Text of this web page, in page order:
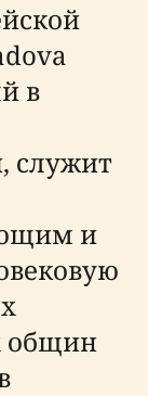
в
служит
и
общин